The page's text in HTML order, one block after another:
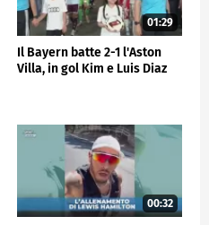
01:29
Il Bayern batte 2-1 l'Aston
Villa, in gol Kim e Luis Diaz
00:32